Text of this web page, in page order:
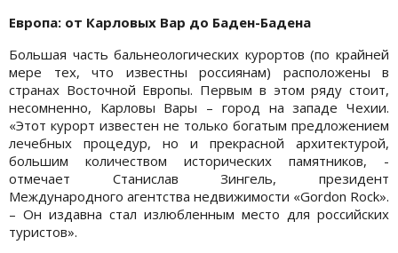
Европа: от Карловых Вар до Баден-Бадена
Большая часть бальнеологических курортов (по крайней
мере тех, что известны россиянам) расположены в
странах Восточной Европы. Первым в этом ряду стоит,
несомненно, Карловы Вары – город на западе Чехии.
«Этот курорт известен не только богатым предложением
лечебных процедур, но и прекрасной архитектурой,
большим количеством исторических памятников, -
отмечает Станислав Зингель, президент
Международного агентства недвижимости «Gordon Rock».
– Он издавна стал излюбленным место для российских
туристов».